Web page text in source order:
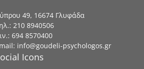
49, 16674 Γλυφάδα
210 8940506
694 8570400
info@goudeli-psychologos.gr
Icons